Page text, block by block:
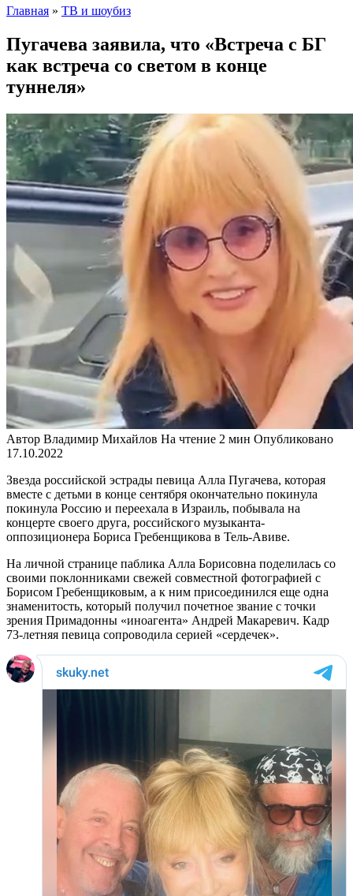
Главная » ТВ и шоубиз
Пугачева заявила, что «Встреча с БГ
как встреча со светом в конце
туннеля»
Автор Владимир Михайлов На чтение 2 мин Опубликовано
17.10.2022
Звезда российской эстрады певица Алла Пугачева, которая
вместе с детьми в конце сентября окончательно покинула
покинула Россию и переехала в Израиль, побывала на
концерте своего друга, российского музыканта-
оппозиционера Бориса Гребенщикова в Тель-Авиве.
На личной странице паблика Алла Борисовна поделилась со
своими поклонниками свежей совместной фотографией с
Борисом Гребенщиковым, а к ним присоединился еще одна
знаменитость, который получил почетное звание с точки
зрения Примадонны «иноагента» Андрей Макаревич. Кадр
73-летняя певица сопроводила серией «сердечек».